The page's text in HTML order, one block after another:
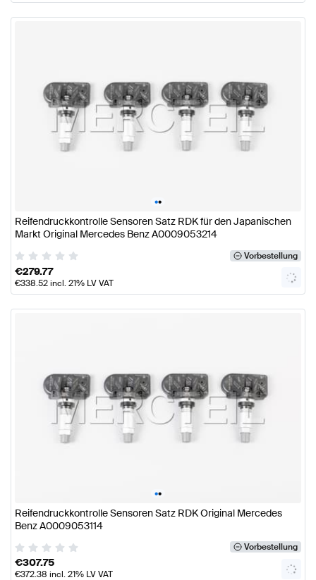
••
Reifendruckkontrolle Sensoren Satz RDK für den Japanischen
Markt Original Mercedes Benz A0009053214
Vorbestellung
€279.77
€338.52incl. 21% LV VAT
••
Reifendruckkontrolle Sensoren Satz RDK Original Mercedes
Benz A0009053114
Vorbestellung
€307.75
€372.38 incl. 21% LV VAT